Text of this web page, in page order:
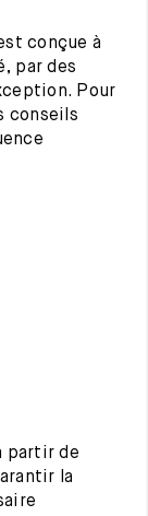
conçue à
par des
Pour
conseils
partir de
la